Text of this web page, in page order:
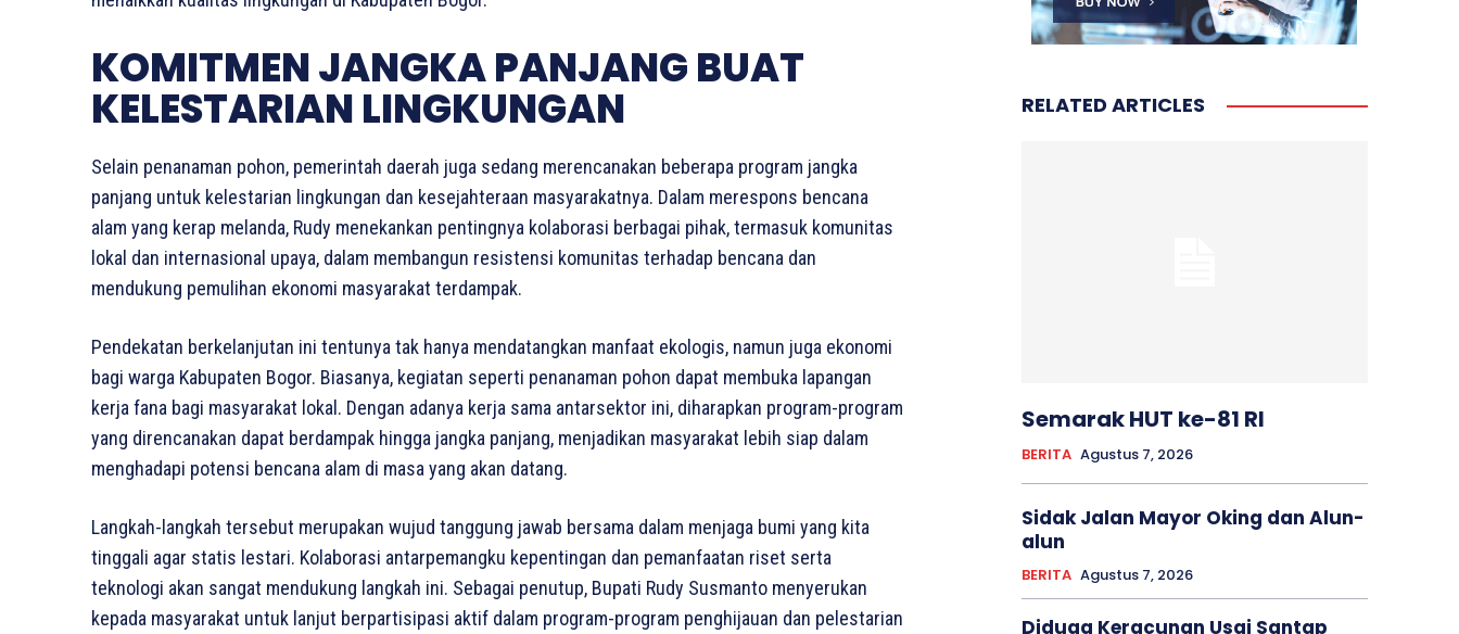
KOMITMEN JANGKA PANJANG BUAT
KELESTARIAN LINGKUNGAN
Selain penanaman pohon, pemerintah daerah juga sedang merencanakan beberapa program jangka
panjang untuk kelestarian lingkungan dan kesejahteraan masyarakatnya. Dalam merespons bencana
alam yang kerap melanda, Rudy menekankan pentingnya kolaborasi berbagai pihak, termasuk komunitas
lokal dan internasional upaya, dalam membangun resistensi komunitas terhadap bencana dan
mendukung pemulihan ekonomi masyarakat terdampak.
Pendekatan berkelanjutan ini tentunya tak hanya mendatangkan manfaat ekologis, namun juga ekonomi
bagi warga Kabupaten Bogor. Biasanya, kegiatan seperti penanaman pohon dapat membuka lapangan
kerja fana bagi masyarakat lokal. Dengan adanya kerja sama antarsektor ini, diharapkan program-program
yang direncanakan dapat berdampak hingga jangka panjang, menjadikan masyarakat lebih siap dalam
menghadapi potensi bencana alam di masa yang akan datang.
Langkah-langkah tersebut merupakan wujud tanggung jawab bersama dalam menjaga bumi yang kita
tinggali agar statis lestari. Kolaborasi antarpemangku kepentingan dan pemanfaatan riset serta
teknologi akan sangat mendukung langkah ini. Sebagai penutup, Bupati Rudy Susmanto menyerukan
kepada masyarakat untuk lanjut berpartisipasi aktif dalam program-program penghijauan dan pelestarian
RELATED ARTICLES
Semarak HUT ke-81 RI
BERITA Agustus 7, 2026
Sidak Jalan Mayor Oking dan Alun-
alun
BERITA Agustus 7, 2026
Diduga Keracunan Usai Santap